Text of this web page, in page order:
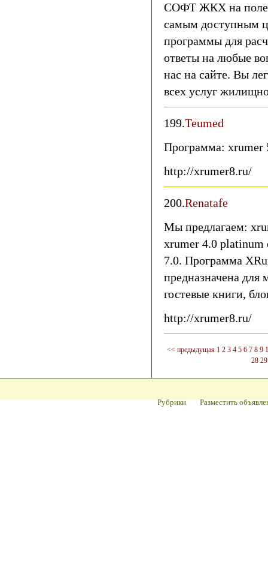
СОФТ ЖКХ на
самым доступным
программы для
ответы на любые
нас на сайте. Вы
всех услуг
199.Teumed
Программа: xrumer
http://xrumer8.ru/
200.Renatafe
Мы предлагаем:
xrumer 4.0 platinum
7.0. Программа
предназначена
гостевые книги,
http://xrumer8.ru/
<< предыдущая 1 2 3 4 5 6 7 8 9
28 29
Рубрики Разместить